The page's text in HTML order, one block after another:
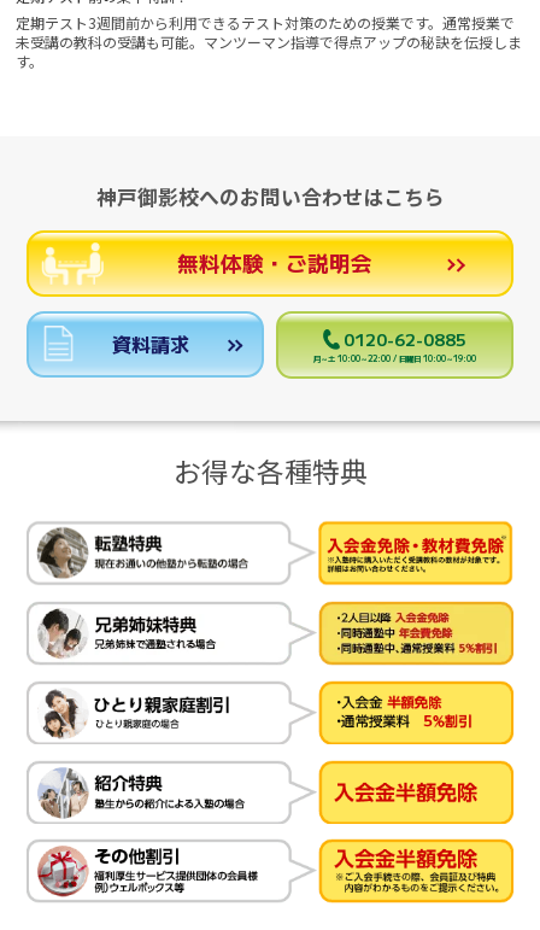
定期テスト3週間前から利用できるテスト対策のための授業です。通常授業で
未受講の教科の受講も可能。マンツーマン指導で得点アップの秘訣を伝授しま
す。
神戸御影校へのお問い合わせはこちら
無料体験・ご説明会
資料請求 0120-62-0885
月～土 10:00～22:00 / 日曜日 10:00～19:00
お得な各種特典